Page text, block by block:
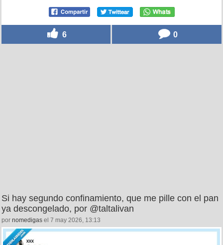
6 0
Si hay segundo confinamiento, que me pille con el pan
ya descongelado, por @taltalivan
por nomedigas el 7 may 2026, 13:13